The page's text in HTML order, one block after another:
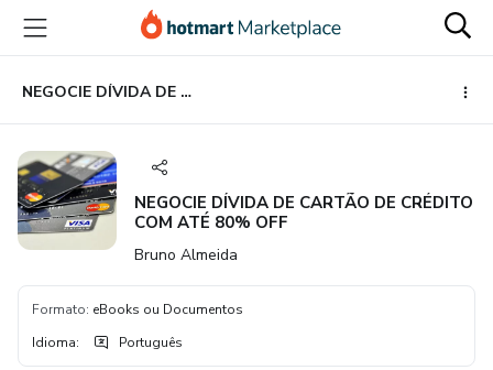
para
conteúdo
principal
para
pagamento
para
rodapé
NEGOCIE DÍVIDA DE CARTÃO DE CRÉDITO COM ATÉ 80% OFF
NEGOCIE DÍVIDA DE CARTÃO DE CRÉDITO
COM ATÉ 80% OFF
Bruno Almeida
Formato: eBooks ou Documentos
Idioma: Português